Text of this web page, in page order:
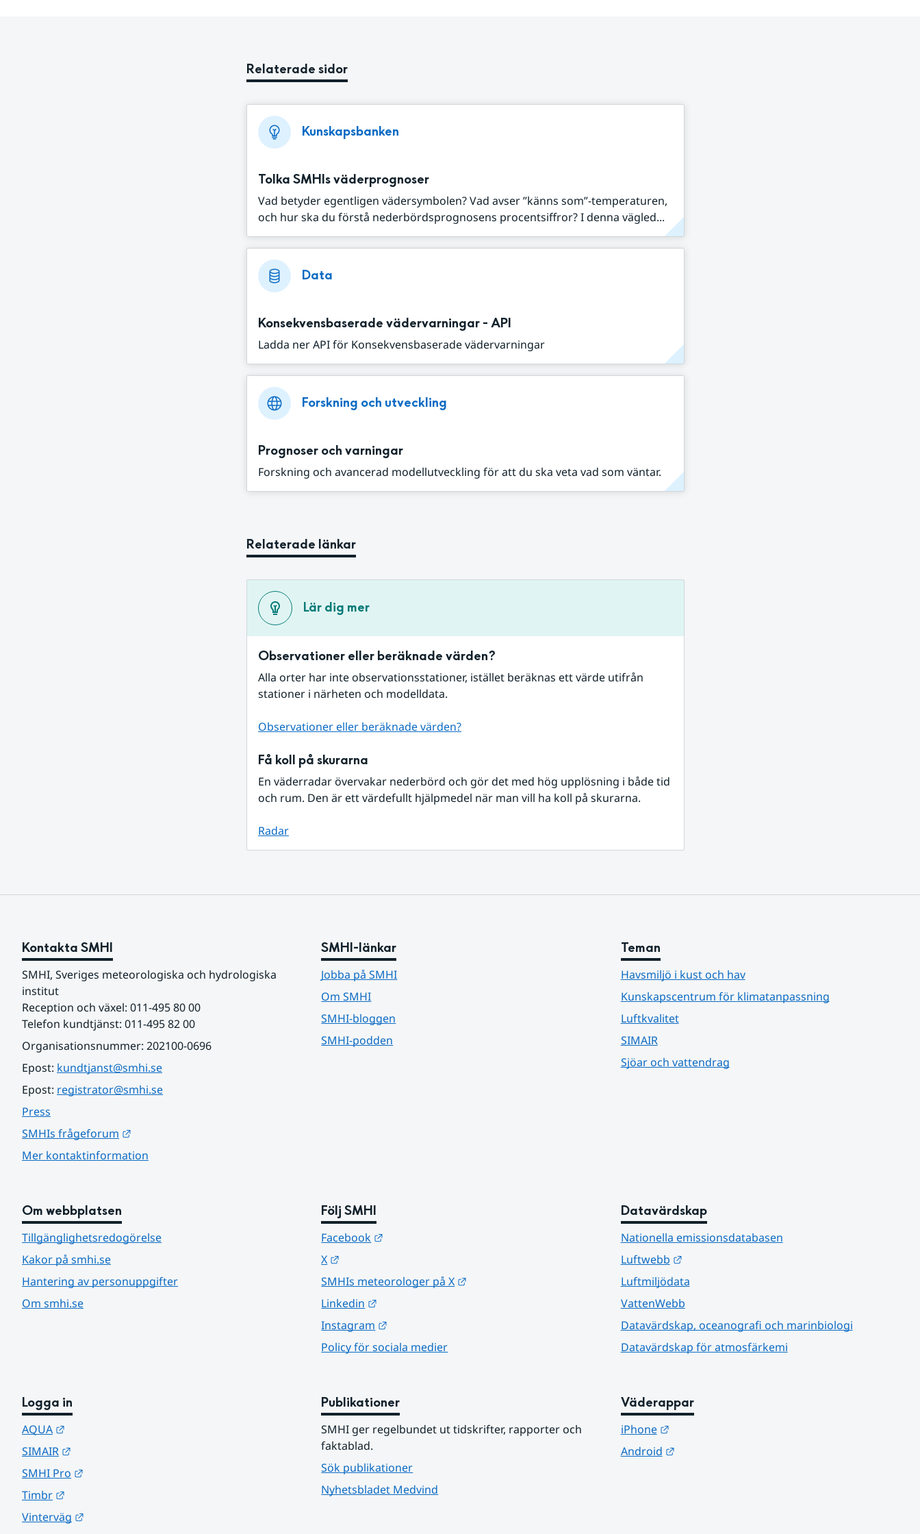
Relaterade sidor
Kunskapsbanken
Tolka SMHIs väderprognoser
Vad betyder egentligen vädersymbolen? Vad avser ”känns som”-temperaturen,
och hur ska du förstå nederbördsprognosens procentsiffror? I denna vägled...
Data
Konsekvensbaserade vädervarningar - API
Ladda ner API för Konsekvensbaserade vädervarningar
Forskning och utveckling
Prognoser och varningar
Forskning och avancerad modellutveckling för att du ska veta vad som väntar.
Relaterade länkar
Lär dig mer
Observationer eller beräknade värden?
Alla orter har inte observationsstationer, istället beräknas ett värde utifrån
stationer i närheten och modelldata.
Observationer eller beräknade värden?
Få koll på skurarna
En väderradar övervakar nederbörd och gör det med hög upplösning i både tid
och rum. Den är ett värdefullt hjälpmedel när man vill ha koll på skurarna.
Radar
Kontakta SMHI
SMHI, Sveriges meteorologiska och hydrologiska
institut
Reception och växel: 011-495 80 00
Telefon kundtjänst: 011-495 82 00
Organisationsnummer: 202100-0696
Epost: kundtjanst@smhi.se
Epost: registrator@smhi.se
Press
SMHIs frågeforum
Mer kontaktinformation
SMHI-länkar
Jobba på SMHI
Om SMHI
SMHI-bloggen
SMHI-podden
Teman
Havsmiljö i kust och hav
Kunskapscentrum för klimatanpassning
Luftkvalitet
SIMAIR
Sjöar och vattendrag
Om webbplatsen
Tillgänglighetsredogörelse
Kakor på smhi.se
Hantering av personuppgifter
Om smhi.se
Följ SMHI
Facebook
X
SMHIs meteorologer på X
Linkedin
Instagram
Policy för sociala medier
Datavärdskap
Nationella emissionsdatabasen
Luftwebb
Länk till annan webbplats.
Luftmiljödata
VattenWebb
Datavärdskap, oceanografi och marinbiologi
Datavärdskap för atmosfärkemi
Logga in
AQUA
SIMAIR
SMHI Pro
Timbr
Vinterväg
Publikationer
SMHI ger regelbundet ut tidskrifter, rapporter och
faktablad.
Sök publikationer
Nyhetsbladet Medvind
Väderappar
iPhone
Länk till annan webbplats.
Android
Länk till annan webbplats.